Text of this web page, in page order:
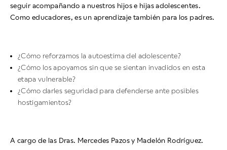
seguir acompañando a nuestros hijos e hijas adolescentes.
Como educadores, es un aprendizaje también para los padres.
¿Cómo reforzamos la autoestima del adolescente?
¿Cómo los apoyamos sin que se sientan invadidos en esta
etapa vulnerable?
¿Cómo darles seguridad para defenderse ante posibles
hostigamientos?
A cargo de las Dras. Mercedes Pazos y Madelón Rodríguez.